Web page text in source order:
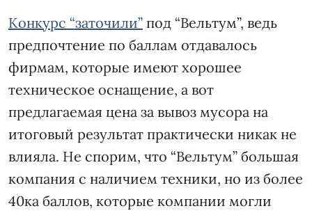
Конкурс “заточили” под “Вельтум”, ведь
предпочтение по баллам отдавалось
фирмам, которые имеют хорошее
техническое оснащение, а вот
предлагаемая цена за вывоз мусора на
итоговый результат практически никак не
влияла. Не спорим, что “Вельтум” большая
компания с наличием техники, но из более
40ка баллов, которые компании могли